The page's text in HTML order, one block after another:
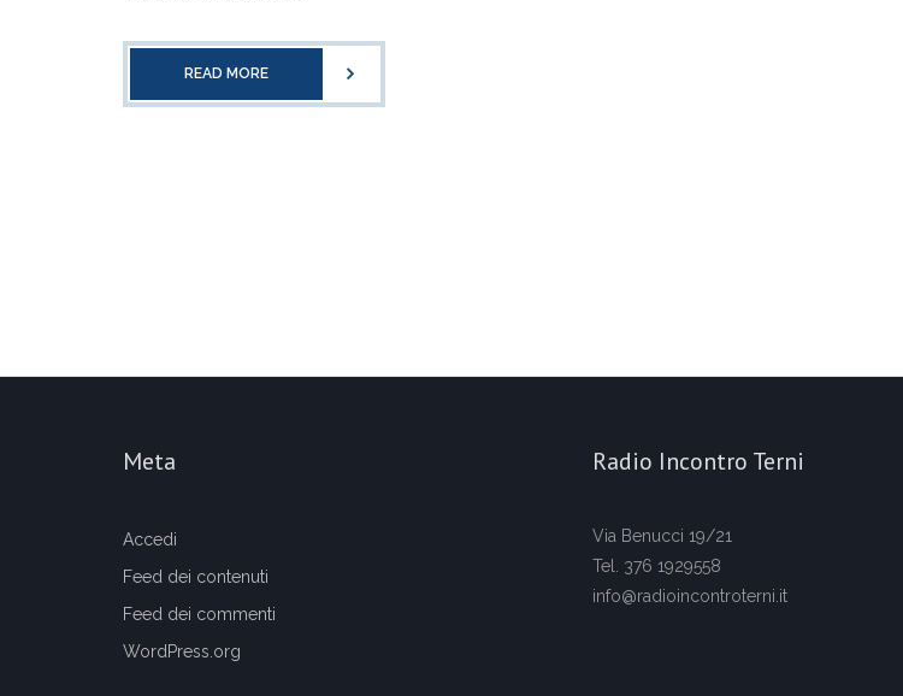
READ MORE
Meta
Accedi
Feed dei contenuti
Feed dei commenti
WordPress.org
Radio Incontro Terni
Via Benucci 19/21
Tel. 376 1929558
info@radioincontroterni.it